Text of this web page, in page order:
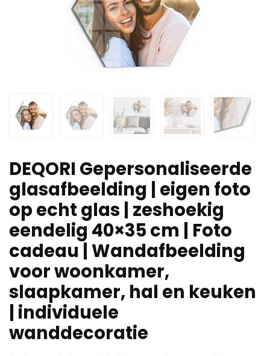
DEQORI Gepersonaliseerde
glasafbeelding | eigen foto
op echt glas | zeshoekig
eendelig 40×35 cm | Foto
cadeau | Wandafbeelding
voor woonkamer,
slaapkamer, hal en keuken
| individuele
wanddecoratie